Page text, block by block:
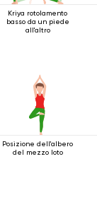
Kriya rotolamento
basso da un piede
all'altro
Posizione dell'albero
del mezzo loto